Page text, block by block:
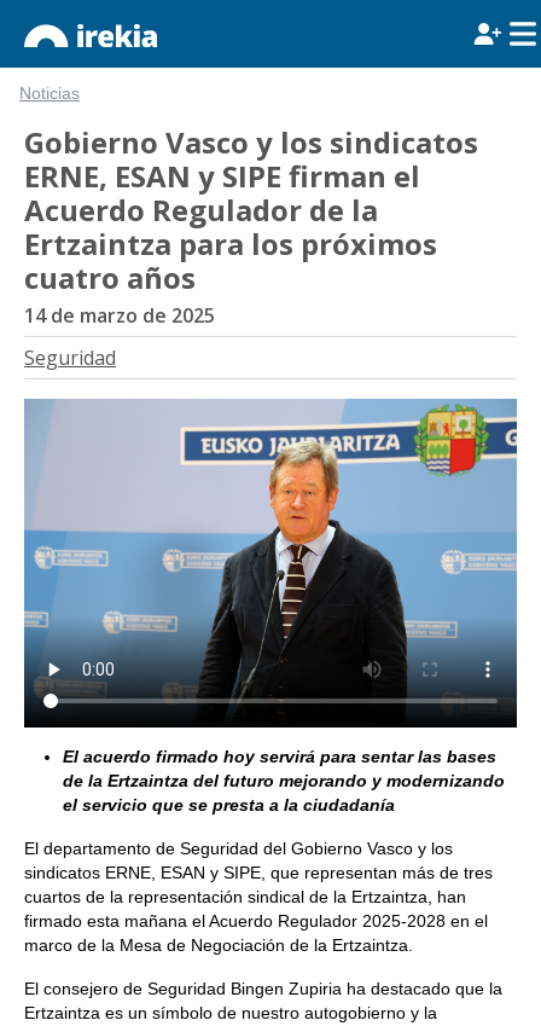
Noticias
Gobierno Vasco y los sindicatos
ERNE, ESAN y SIPE firman el
Acuerdo Regulador de la
Ertzaintza para los próximos
cuatro años
14 de marzo de 2025
Seguridad
El acuerdo firmado hoy servirá para sentar las bases
de la Ertzaintza del futuro mejorando y modernizando
el servicio que se presta a la ciudadanía
El departamento de Seguridad del Gobierno Vasco y los
sindicatos ERNE, ESAN y SIPE, que representan más de tres
cuartos de la representación sindical de la Ertzaintza, han
firmado esta mañana el Acuerdo Regulador 2025-2028 en el
marco de la Mesa de Negociación de la Ertzaintza.
El consejero de Seguridad Bingen Zupiria ha destacado que la
Ertzaintza es un símbolo de nuestro autogobierno y la